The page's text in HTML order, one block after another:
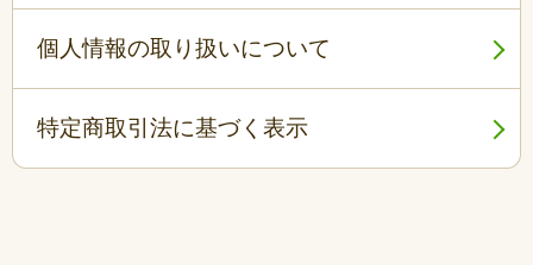
個人情報の取り扱いについて
特定商取引法に基づく表示